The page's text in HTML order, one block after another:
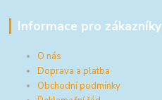
Informace pro zákazníky
O nás
Doprava a platba
Obchodní podmínky